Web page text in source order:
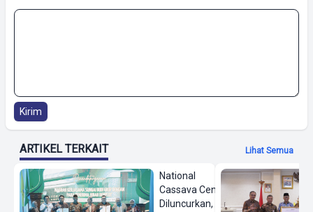
Kirim
ARTIKEL TERKAIT Lihat Semua
National
Cassava Center
Diluncurkan,